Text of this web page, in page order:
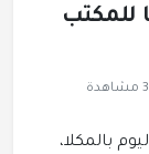
بالمكلا،